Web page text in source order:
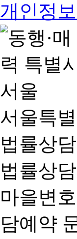
개인정
서울특
법률상
법률상
마을변
담예약